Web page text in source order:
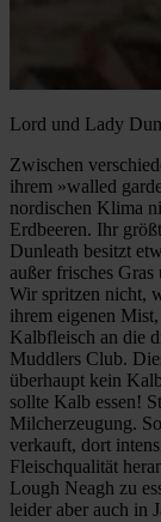
Lord und Lady
Zwischen
ihrem »walled
nordischen Klima
Erdbeeren. Ihr
Dunleath besitzt
außer frisches
Wir spritzen nicht,
ihrem eigenen
Kalbfleisch an die
Muddlers Club.
überhaupt kein
sollte Kalb essen!
Milcherzeugung.
verkauft, dort
Fleischqualität
Lough Neagh zu
leider aber auch in